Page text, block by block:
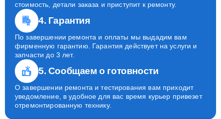
стоимость, детали заказа и приступит к ремонту.
4. Гарантия
По завершении ремонта и оплаты мы выдадим вам
фирменную гарантию. Гарантия действует на услуги и
запчасти до 3 лет.
5. Сообщаем о готовности
О завершении ремонта и тестирования вам приходит
уведомление, в удобное для вас время курьер привезет
отремонтированную технику.